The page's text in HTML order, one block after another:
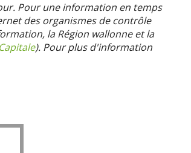
Pour une information en temps
des organismes de contrôle
la Région wallonne et la
). Pour plus d'information